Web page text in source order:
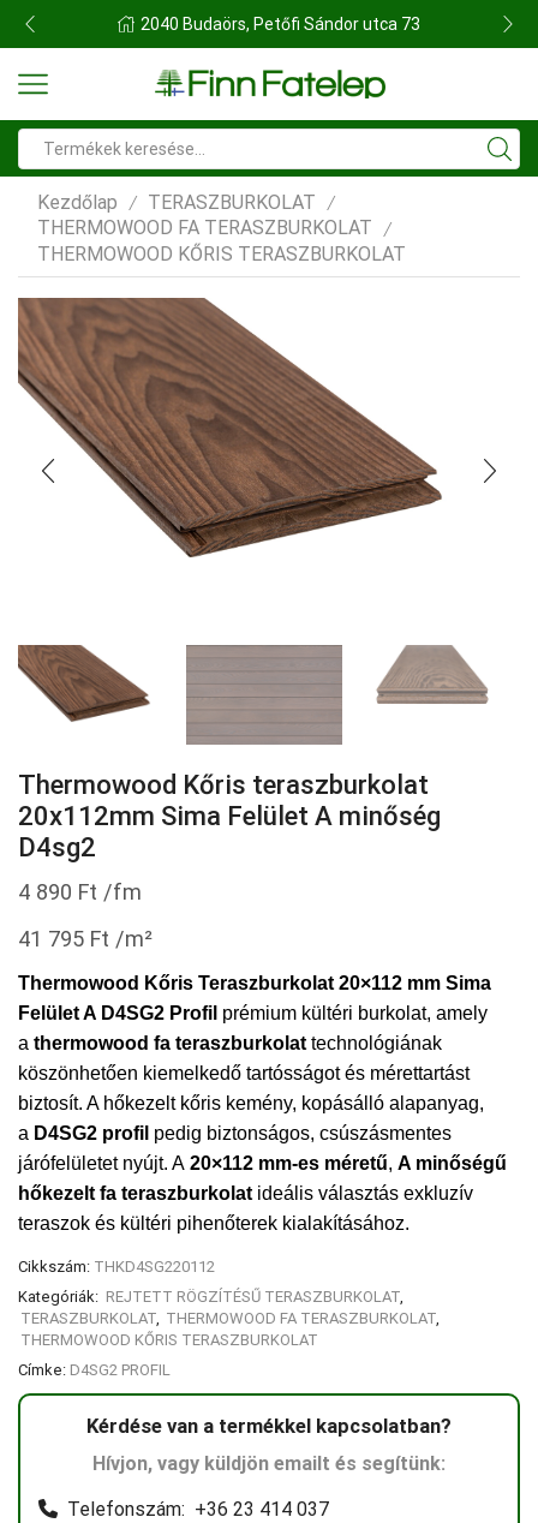
FINN FATELEP BUDAÖRS
input
Kezdőlap / TERASZBURKOLAT /
THERMOWOOD FA TERASZBURKOLAT /
THERMOWOOD KŐRIS TERASZBURKOLAT
Thermowood Kőris teraszburkolat
20x112mm Sima Felület A minőség
D4sg2
4 890 Ft /fm
41 795 Ft /m²
Thermowood Kőris Teraszburkolat 20×112 mm Sima
Felület A D4SG2 Profil prémium kültéri burkolat, amely
a thermowood fa teraszburkolat technológiának
köszönhetően kiemelkedő tartósságot és mérettartást
biztosít. A hőkezelt kőris kemény, kopásálló alapanyag,
a D4SG2 profil pedig biztonságos, csúszásmentes
járófelületet nyújt. A 20×112 mm-es méretű, A minőségű
hőkezelt fa teraszburkolat ideális választás exkluzív
teraszok és kültéri pihenőterek kialakításához.
Cikkszám: THKD4SG220112
Kategóriák: REJTETT RÖGZÍTÉSŰ TERASZBURKOLAT,
TERASZBURKOLAT, THERMOWOOD FA TERASZBURKOLAT,
THERMOWOOD KŐRIS TERASZBURKOLAT
Címke: D4SG2 PROFIL
Kérdése van a termékkel kapcsolatban?
Hívjon, vagy küldjön emailt és segítünk:
Telefonszám: +36 23 414 037